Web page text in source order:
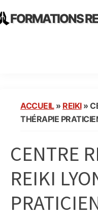
to
to FORMATIONS
France
ACCUEIL» REIKI»
THÉRAPIE
CENTRE
REIKI